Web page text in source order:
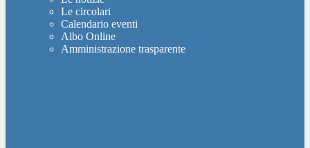
Le circolari
Calendario eventi
Albo Online
Amministrazione trasparente